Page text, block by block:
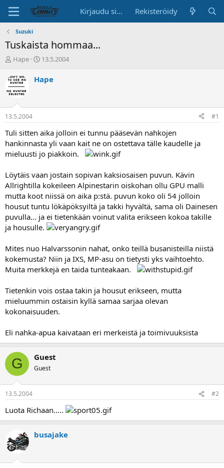
Kirjaudu sisään Rekisteröidy
Suzuki
Tuskaista hommaa...
K
s
k
u
s
t
e
l
n
a
o
i
t
a
j
a
Hape
A
o
p
ä
i
v
ä
13.5.2004
Hape
13.5.2004 #1
Tuli sitten aika jolloin ei tunnu pääsevän nahkojen
hankinnasta yli vaan kait ne on ostettava tälle kaudelle ja
mieluusti jo piakkoin.
Löytäis vaan jostain sopivan kaksiosaisen puvun. Kävin
Allrightilla kokeileen Alpinestarin oiskohan ollu GPU malli
mutta koot niissä on aika p:stä. puvun koko oli 54 jolloin
housut tuntu lökäpöksyiltä ja takki hyvältä, sama oli Dainesen
puvulla... ja ei tietenkään voinut valita erikseen kokoa takille
ja housulle.
Mites nuo Halvarssonin nahat, onko teillä busanisteilla niistä
kokemusta? Niin ja IXS, MP-asu on tietysti yks vaihtoehto.
Muita merkkejä en taida tunteakaan.
Tietenkin vois ostaa takin ja housut erikseen, mutta
mieluummin ostaisin kyllä samaa sarjaa olevan
kokonaisuuden.
Eli nahka-apua kaivataan eri merkeistä ja toimivuuksista
G Guest
Guest
13.5.2004 #2
Luota Richaan.....
busajake